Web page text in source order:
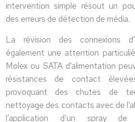
intervention simple résout un
des erreurs de détection de média.
La révision des connexions
également une attention
Molex ou SATA d’alimentation
résistances de contact
provoquant des chutes de
nettoyage des contacts avec de
l’application d’un spray